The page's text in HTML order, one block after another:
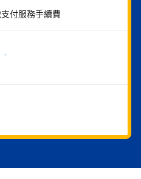
付服務手續費
始